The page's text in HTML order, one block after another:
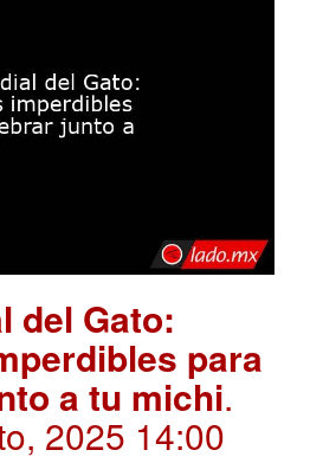
del Gato:
para
a tu michi.
2025 14:00